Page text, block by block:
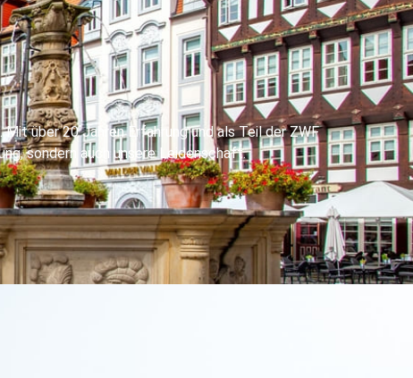
über 20 Jahren Erfahrung und als Teil der ZWF
sondern auch unsere Leidenschaft.